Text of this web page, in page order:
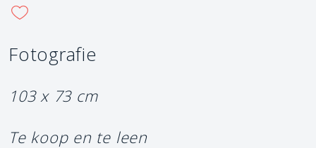
Fotografie
103 x 73 cm
Te koop en te leen